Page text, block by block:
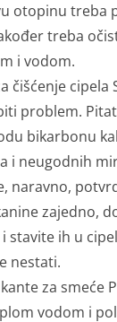
otopinu treba
treba
i vodom.
čišćenje cipela
problem.
bikarbonu
i neugodnih
naravno,
zajedno,
stavite ih u
nestati.
za smeće
vodom i